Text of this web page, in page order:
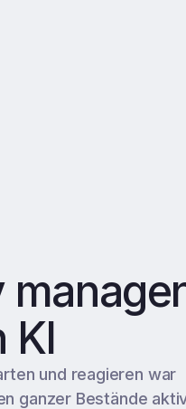
KI
und reagieren war
ganzer Bestände